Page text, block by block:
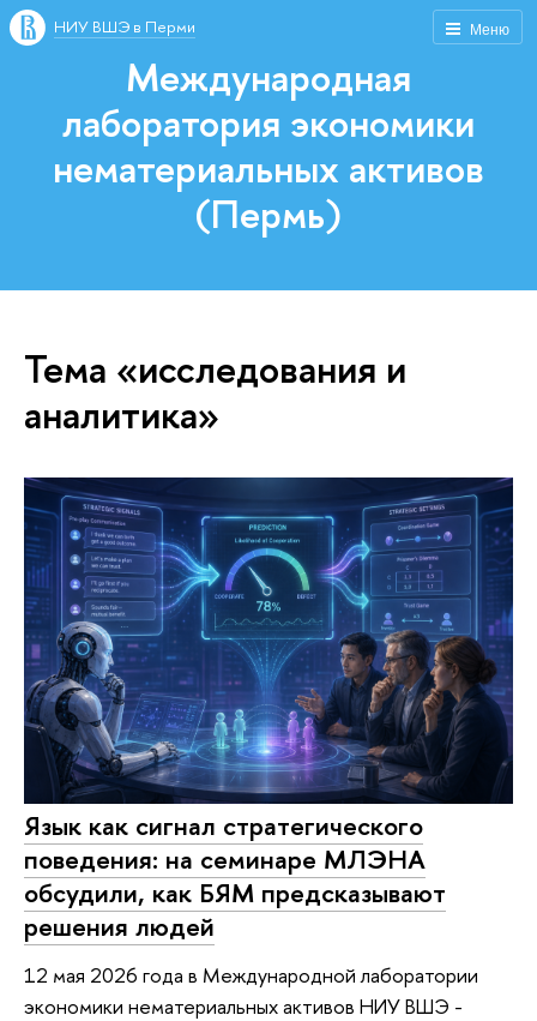
Меню
НИУ ВШЭ в Перми
Международная
лаборатория экономики
нематериальных активов
(Пермь)
Тема «исследования и
аналитика»
Язык как сигнал стратегического
поведения: на семинаре МЛЭНА
обсудили, как БЯМ предсказывают
решения людей
12 мая 2026 года в Международной лаборатории
экономики нематериальных активов НИУ ВШЭ -